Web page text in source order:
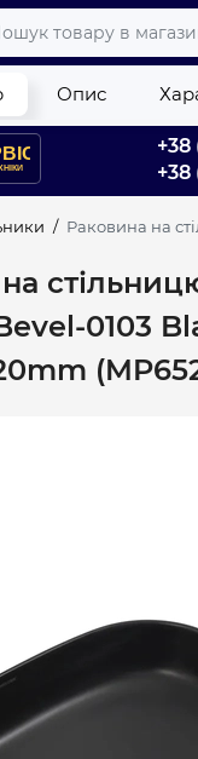
+38
+38
Раковина на
0103
Опис